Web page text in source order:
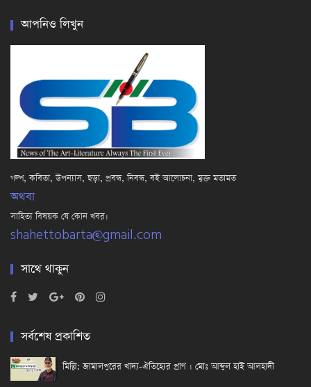
আপনিও লিখুন
গল্প, কবিতা, উপন্যাস, ছড়া, প্রবন্ধ, নিবন্ধ, বই আলোচনা, মুক্ত মতামত
অথবা
সাহিত্য বিষয়ক যে কোন খবর।
shahettobarta@gmail.com
সাথে থাকুন
সর্বশেষ প্রকাশিত
মিল্লি: জামালপুরের খাদ্য-ঐতিহ্যের প্রাণ । মোঃ আব্দুল হাই আলহাদী